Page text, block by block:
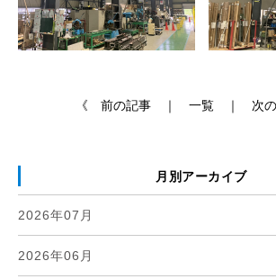
《 前の記事 ｜ 一覧 ｜ 次
月別アーカイブ
2026年07月
2026年06月